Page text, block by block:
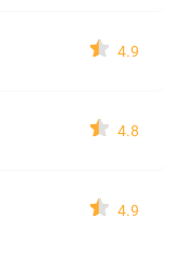
4.9
4.8
4.9